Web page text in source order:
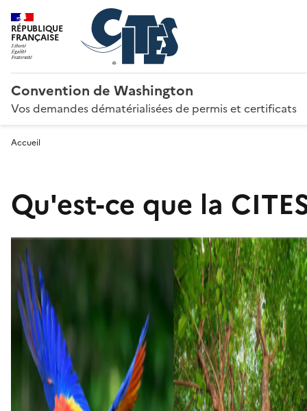
RÉPUBLIQUE
FRANÇAISE
Convention de Washington
Vos demandes dématérialisées de permis et certificats
Accueil
Qu'est-ce que la